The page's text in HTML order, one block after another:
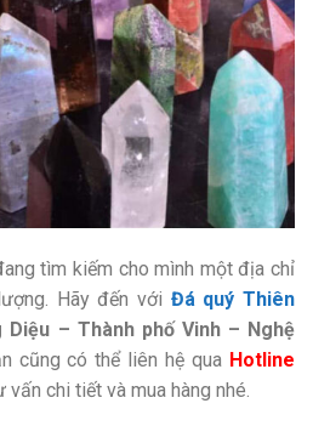
tìm kiếm cho mình một địa chỉ
Hãy đến với Đá quý Thiên
Diệu – Thành phố Vinh – Nghệ
cũng có thể liên hệ qua Hotline
chi tiết và mua hàng nhé.